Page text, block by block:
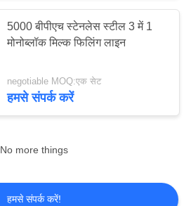
5000 बीपीएच स्टेनलेस स्टील 3 में 1
मोनोब्लॉक मिल्क फिलिंग लाइन
negotiable MOQ:एक सेट
हमसे संपर्क करें
No more things
हमसे संपर्क करें!